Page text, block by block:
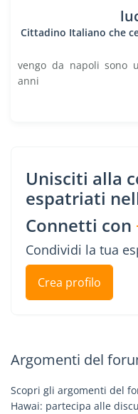
Cittadino Italiano che
vengo da napoli sono
anni
Unisciti alla
espatriati
Connetti con
Condividi la tua
Crea profilo
Argomenti del
Scopri gli argomenti del
Hawai: partecipa alle